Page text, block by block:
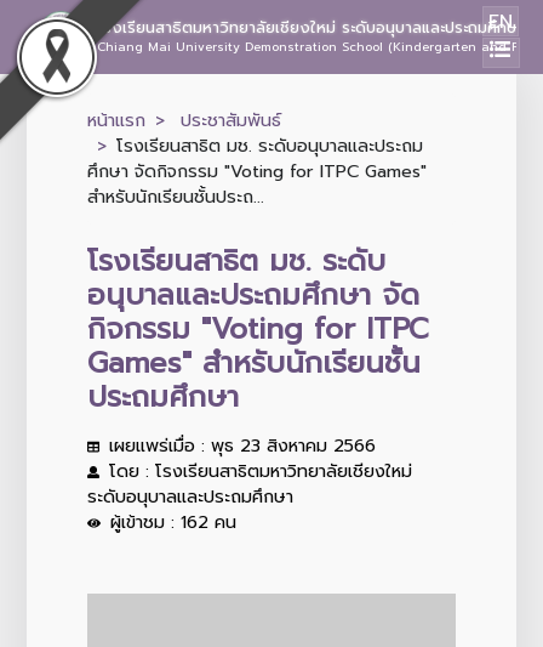
โรงเรียนสาธิตมหาวิทยาลัยเชียงใหม่ ระดับอนุบาลและประถมศึกษา
Chiang Mai University Demonstration School (Kindergarten and
EN
หน้าแรก
ประชาสัมพันธ์
โรงเรียนสาธิต มช. ระดับอนุบาลและประถม
ศึกษา จัดกิจกรรม "Voting for ITPC Games"
สำหรับนักเรียนชั้นประถ...
โรงเรียนสาธิต มช. ระดับ
อนุบาลและประถมศึกษา จัด
กิจกรรม "Voting for ITPC
Games" สำหรับนักเรียนชั้น
ประถมศึกษา
เผยแพร่เมื่อ : พุธ 23 สิงหาคม 2566
โดย : โรงเรียนสาธิตมหาวิทยาลัยเชียงใหม่
ระดับอนุบาลและประถมศึกษา
ผู้เข้าชม : 162 คน